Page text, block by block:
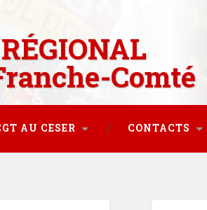
Comté
AU CESER CONTACTS